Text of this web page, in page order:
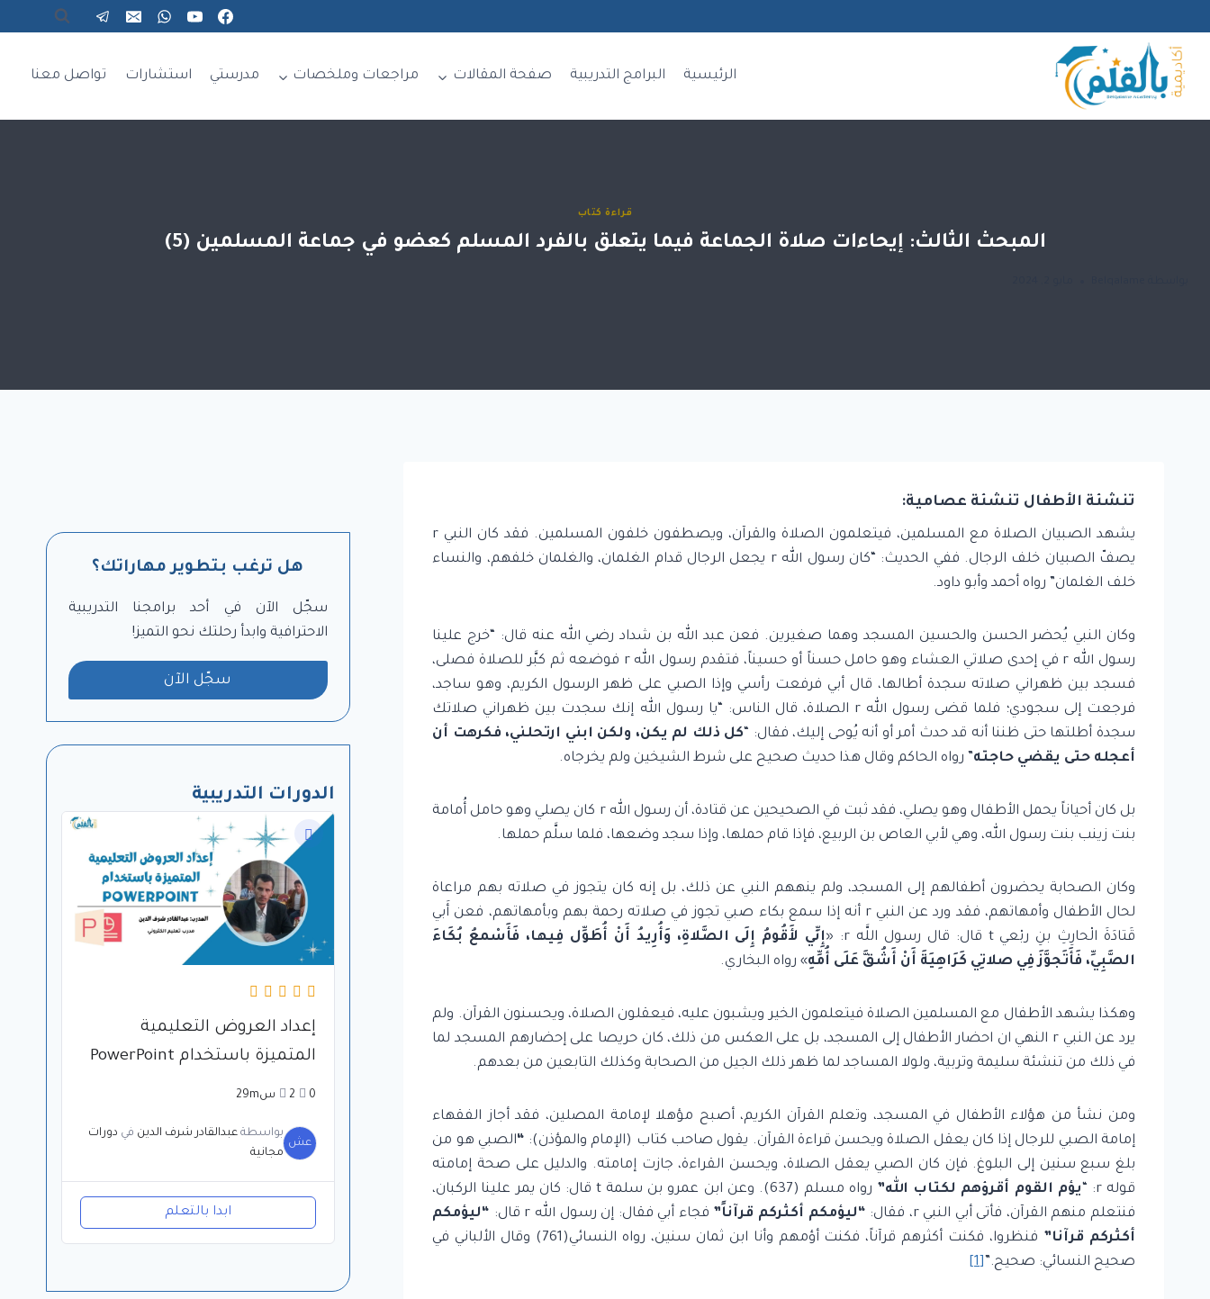
إلى
المحتوى
الرئيسية
البرامج التدريبية صفحة المقالات مراجعات وملخصات مدرستي استشارات تواصل معنا
قراءة كتاب
المبحث الثالث: إيحاءات صلاة الجماعة فيما يتعلق بالفرد المسلم كعضو في جماعة المسلمين (5)
تنشئة الأطفال تنشئة عصامية:
يشهد الصبيان الصلاة مع المسلمين، فيتعلمون الصلاة والقرآن، ويصطفون خلفون المسلمين. فقد كان النبي r
يصفّ الصبيان خلف الرجال. ففي الحديث: “كان رسول الله r يجعل الرجال قدام الغلمان، والغلمان خلفهم، والنساء
خلف الغلمان” رواه أحمد وأبو داود.
وكان النبي يُحضر الحسن والحسين المسجد وهما صغيرين. فعن عبد الله بن شداد رضي الله عنه قال: “خرج علينا
رسول الله r في إحدى صلاتي العشاء وهو حامل حسناً أو حسيناً، فتقدم رسول الله r فوضعه ثم كبَّر للصلاة فصلى،
فسجد بين ظهراني صلاته سجدة أطالها، قال أبي فرفعت رأسي وإذا الصبي على ظهر الرسول الكريم، وهو ساجد،
فرجعت إلى سجودي؛ فلما قضى رسول الله r الصلاة، قال الناس: “يا رسول الله إنك سجدت بين ظهراني صلاتك
سجدة أطلتها حتى ظننا أنه قد حدث أمر أو أنه يُوحى إليك، فقال: “كل ذلك لم يكن، ولكن ابني ارتحلني، فكرهت أن
أعجله حتى يقضي حاجته” رواه الحاكم وقال هذا حديث صحيح على شرط الشيخين ولم يخرجاه.
بل كان أحياناً يحمل الأطفال وهو يصلي، فقد ثبت في الصحيحين عن قتادة، أن رسول الله r كان يصلي وهو حامل أُمامة
بنت زينب بنت رسول الله، وهي لأبي العاص بن الربيع، فإذا قام حملها، وإذا سجد وضعها، فلما سلَّم حملها.
وكان الصحابة يحضرون أطفالهم إلى المسجد، ولم ينههم النبي عن ذلك، بل إنه كان يتجوز في صلاته بهم مراعاة
لحال الأطفال وأمهاتهم، فقد ورد عن النبي r أنه إذا سمع بكاء صبي تجوز في صلاته رحمة بهم وبأمهاتهم، فعن أَبي
قَتادَةَ الْحارِثِ بنِ ربْعي t قال: قال رسول اللَّه r: «
إِنِّي لأَقُومُ إِلَى الصَّلاةِ، وَأُرِيدُ أَنْ أُطَوِّل فِيها، فَأَسْمعُ بُكَاءَ
الصَّبِيِّ، فَأَتَجوَّزَ فِي صلاتِي كَرَاهِيَةَ أَنْ أَشُقَّ عَلَى أُمِّهِ» رواه البخاري.
وهكذا يشهد الأطفال مع المسلمين الصلاة فيتعلمون الخير ويشبون عليه، فيعقلون الصلاة، ويحسنون القرآن. ولم
يرد عن النبي r النهي ان احضار الأطفال إلى المسجد، بل على العكس من ذلك، كان حريصا على إحضارهم المسجد لما
في ذلك من تنشئة سليمة وتربية، ولولا المساجد لما ظهر ذلك الجيل من الصحابة وكذلك التابعين من بعدهم.
ومن نشأ من هؤلاء الأطفال في المسجد، وتعلم القرآن الكريم، أصبح مؤهلا لإمامة المصلين، فقد أجاز الفقهاء
إمامة الصبي للرجال إذا كان يعقل الصلاة ويحسن قراءة القرآن. يقول صاحب كتاب (الإمام والمؤذن): “الصبي هو من
بلغ سبع سنين إلى البلوغ. فإن كان الصبي يعقل الصلاة، ويحسن القراءة، جازت إمامته. والدليل على صحة إمامته
قوله r: “
يؤم القوم أقرؤهم لكتاب الله”
رواه مسلم (637). وعن ابن عمرو بن سلمة t قال: كان يمر علينا الركبان،
فنتعلم منهم القرآن، فأتى أبي النبي r، فقال:
“ليؤمكم أكثركم قرآناً” فجاء أبي فقال: إن رسول الله r قال:
“ليؤمكم
أكثركم قرآنا”
فنظروا، فكنت أكثرهم قرآناً، فكنت أؤمهم وأنا ابن ثمان سنين، رواه النسائي(761) وقال الألباني في
صحيح النسائي: صحيح.” [1]
هل ترغب بتطوير مهاراتك؟
سجّل الآن في أحد برامجنا التدريبية
الاحترافية وابدأ رحلتك نحو التميز!
سجّل الآن
الدورات التدريبية
إعداد العروض التعليمية
المتميزة باستخدام PowerPoint
0 2س29m
عش
بواسطةعبدالقادر شرف الدين في دورات
مجانية
ابدا بالتعلم